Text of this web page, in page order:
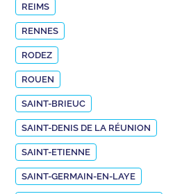
REIMS
RENNES
RODEZ
ROUEN
SAINT-BRIEUC
SAINT-DENIS DE LA RÉUNION
SAINT-ETIENNE
SAINT-GERMAIN-EN-LAYE